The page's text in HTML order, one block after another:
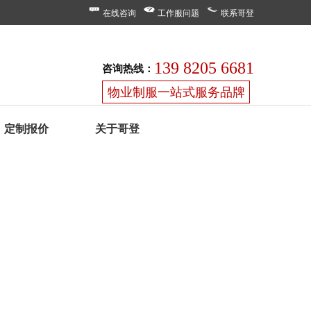
在线咨询 工作服问题 联系哥登
咨询热线： 139 8205 6681
物业制服一站式服务品牌
定制报价 关于哥登